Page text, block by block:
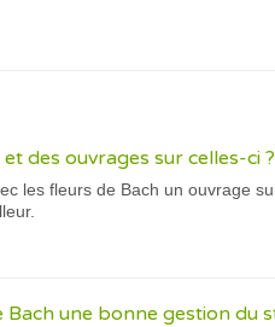
des ouvrages sur celles-ci ?
les fleurs de Bach un ouvrage
Bach une bonne gestion du